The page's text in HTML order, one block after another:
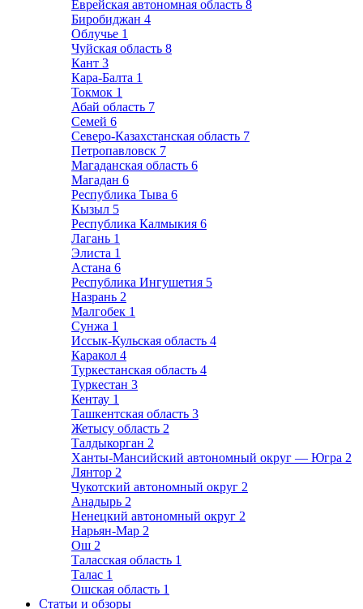
Еврейская автономная область 8
Биробиджан 4
Облучье 1
Чуйская область 8
Кант 3
Кара-Балта 1
Токмок 1
Абай область 7
Семей 6
Северо-Казахстанская область 7
Петропавловск 7
Магаданская область 6
Магадан 6
Республика Тыва 6
Кызыл 5
Республика Калмыкия 6
Лагань 1
Элиста 1
Астана 6
Республика Ингушетия 5
Назрань 2
Малгобек 1
Сунжа 1
Иссык-Кульская область 4
Каракол 4
Туркестанская область 4
Туркестан 3
Кентау 1
Ташкентская область 3
Жетысу область 2
Талдыкорган 2
Ханты-Мансийский автономный округ — Югра 2
Лянтор 2
Чукотский автономный округ 2
Анадырь 2
Ненецкий автономный округ 2
Нарьян-Мар 2
Ош 2
Таласская область 1
Талас 1
Ошская область 1
Статьи и обзоры